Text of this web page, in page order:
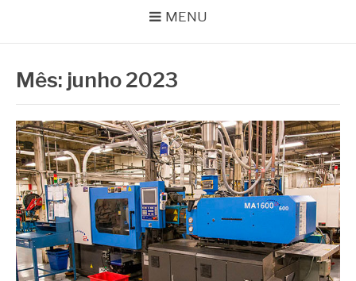
MENU
Mês: junho 2023